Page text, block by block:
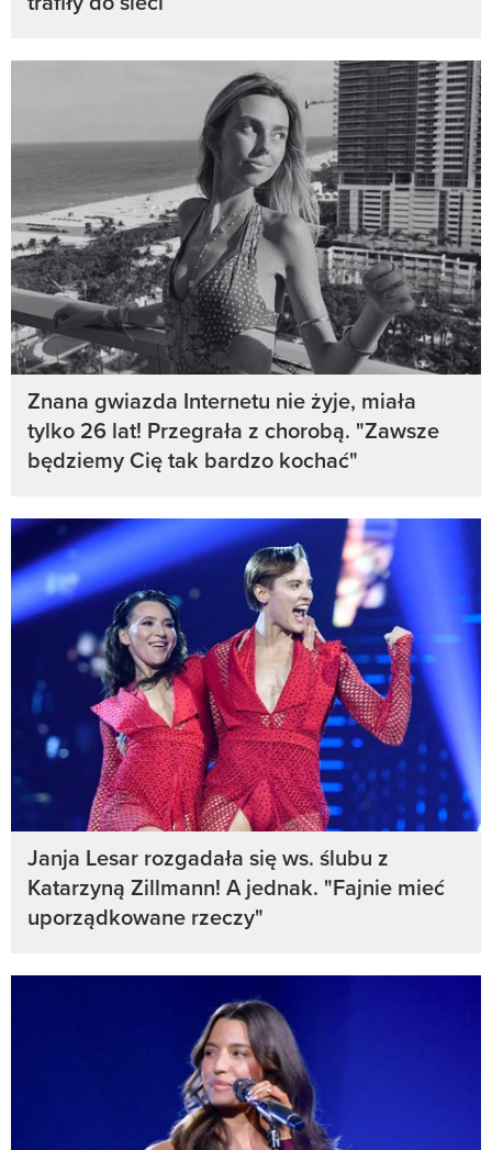
Znana gwiazda Internetu nie żyje, miała
tylko 26 lat! Przegrała z chorobą. "Zawsze
będziemy Cię tak bardzo kochać"
Janja Lesar rozgadała się ws. ślubu z
Katarzyną Zillmann! A jednak. "Fajnie mieć
uporządkowane rzeczy"